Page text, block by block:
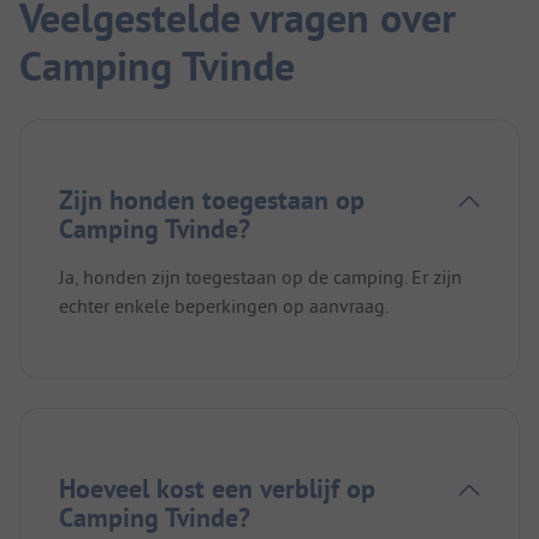
Veelgestelde vragen over
Camping Tvinde
Zijn honden toegestaan op
Camping Tvinde?
Ja, honden zijn toegestaan op de camping. Er zijn
echter enkele beperkingen op aanvraag.
Hoeveel kost een verblijf op
Camping Tvinde?